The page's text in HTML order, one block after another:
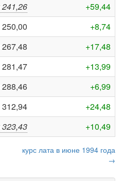
241,26
+59,44
250,00
+8,74
267,48
+17,48
281,47
+13,99
288,46
+6,99
312,94
+24,48
323,43 +10,49
курс лата в июне 1994 года
→